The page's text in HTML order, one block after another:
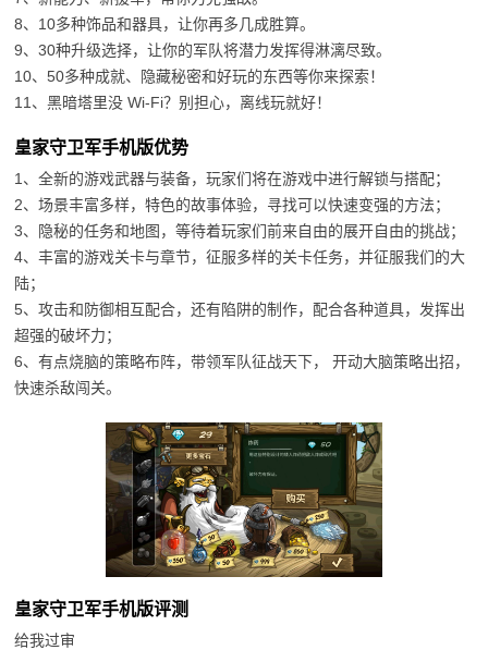
8、10多种饰品和器具，让你再多几成胜算。
9、30种升级选择，让你的军队将潜力发挥得淋漓尽致。
10、50多种成就、隐藏秘密和好玩的东西等你来探索！
11、黑暗塔里没 Wi-Fi？别担心，离线玩就好！
皇家守卫军手机版优势
1、全新的游戏武器与装备，玩家们将在游戏中进行解锁与搭配；
2、场景丰富多样，特色的故事体验，寻找可以快速变强的方法；
3、隐秘的任务和地图，等待着玩家们前来自由的展开自由的挑战；
4、丰富的游戏关卡与章节，征服多样的关卡任务，并征服我们的大
陆；
5、攻击和防御相互配合，还有陷阱的制作，配合各种道具，发挥出
超强的破坏力；
6、有点烧脑的策略布阵，带领军队征战天下， 开动大脑策略出招，
快速杀敌闯关。
皇家守卫军手机版评测
给我过审